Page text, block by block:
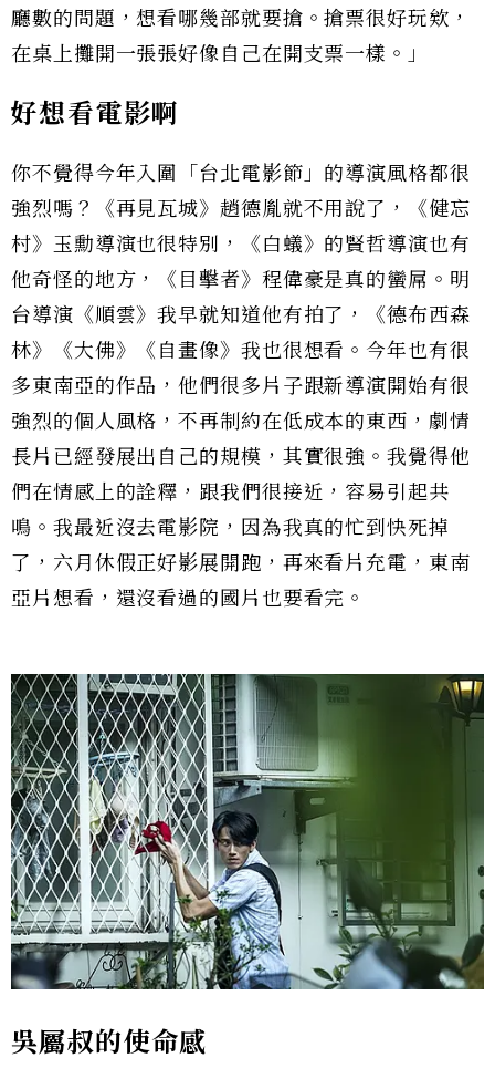
廳數的問題，想看哪幾部就要搶。搶票很好玩欸，
在桌上攤開一張張好像自己在開支票一樣。」
好想看電影啊
你不覺得今年入圍「台北電影節」的導演風格都很
強烈嗎？《再見瓦城》趙德胤就不用說了，《健忘
村》玉勳導演也很特別，《白蟻》的賢哲導演也有
他奇怪的地方，《目擊者》程偉豪是真的蠻屌。明
台導演《順雲》我早就知道他有拍了，《德布西森
林》《大佛》《自畫像》我也很想看。今年也有很
多東南亞的作品，他們很多片子跟新導演開始有很
強烈的個人風格，不再制約在低成本的東西，劇情
長片已經發展出自己的規模，其實很強。我覺得他
們在情感上的詮釋，跟我們很接近，容易引起共
鳴。我最近沒去電影院，因為我真的忙到快死掉
了，六月休假正好影展開跑，再來看片充電，東南
亞片想看，還沒看過的國片也要看完。
吳屬叔的使命感